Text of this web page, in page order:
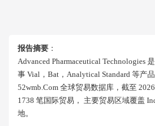
报告摘要 ：
Advanced Pharmaceutical Technologies
事 Vial，bat，analytical Standard 等产
52wmb.com 全球贸易数据库，截至
1738 笔国际贸易， 主要贸易区域覆盖
地。